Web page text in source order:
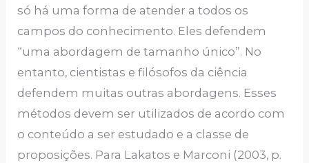
só há uma forma de atender a todos os
campos do conhecimento. Eles defendem
“uma abordagem de tamanho único”. No
entanto, cientistas e filósofos da ciência
defendem muitas outras abordagens. Esses
métodos devem ser utilizados de acordo com
o conteúdo a ser estudado e a classe de
proposições. Para Lakatos e Marconi (2003, p.